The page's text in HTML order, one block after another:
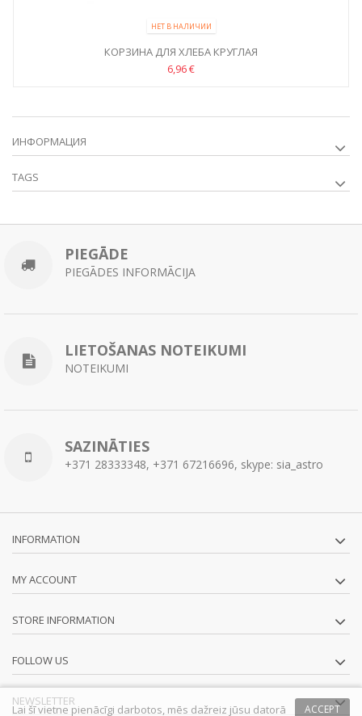
НЕТ В НАЛИЧИИ
КОРЗИНА ДЛЯ ХЛЕБА КРУГЛАЯ
6,96 €
ИНФОРМАЦИЯ
TAGS
PIEGĀDE
PIEGĀDES INFORMĀCIJA
LIETOŠANAS NOTEIKUMI
NOTEIKUMI
SAZINĀTIES
+371 28333348, +371 67216696, skype: sia_astro
INFORMATION
MY ACCOUNT
STORE INFORMATION
FOLLOW US
NEWSLETTER
ACCEPT
Lai šī vietne pienācīgi darbotos, mēs dažreiz jūsu datorā